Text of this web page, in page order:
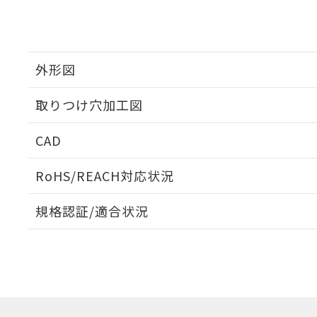
外形図
取りつけ穴加工図
CAD
RoHS/REACH対応状況
EU RoHS 注意事項・凡例
規格認証/適合状況